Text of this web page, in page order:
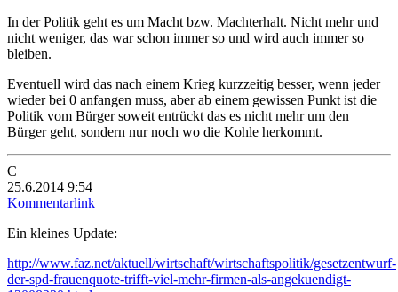
In der Politik geht es um Macht bzw. Machterhalt. Nicht mehr und
nicht weniger, das war schon immer so und wird auch immer so
bleiben.
Eventuell wird das nach einem Krieg kurzzeitig besser, wenn jeder
wieder bei 0 anfangen muss, aber ab einem gewissen Punkt ist die
Politik vom Bürger soweit entrückt das es nicht mehr um den
Bürger geht, sondern nur noch wo die Kohle herkommt.
C
25.6.2014 9:54
Kommentarlink
Ein kleines Update:
http://www.faz.net/aktuell/wirtschaft/wirtschaftspolitik/gesetzentwurf-
der-spd-frauenquote-trifft-viel-mehr-firmen-als-angekuendigt-